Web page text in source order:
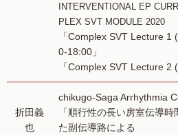
INTERVENTIONAL EP
PLEX SVT MODULE 2020
「Complex SVT Lecture 1
0-18:00」
「Complex SVT Lecture 2
折田義
也
chikugo-Saga Arrhythmia
「順行性の長い房室伝導時
た副伝導路による